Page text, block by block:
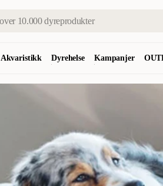
Akvaristikk Dyrehelse Kampanjer